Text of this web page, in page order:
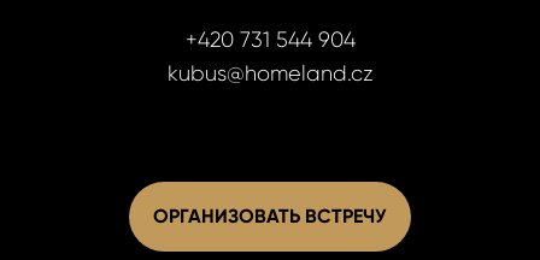
+420 731 544 904
kubus@homeland.cz
ОРГАНИЗОВАТЬ ВСТРЕЧУ